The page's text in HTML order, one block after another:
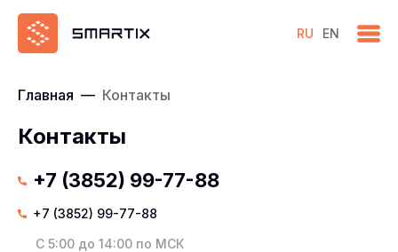
RU EN
Главная — Контакты
Контакты
+7 (3852) 99-77-88
+7 (3852) 99-77-88
C 5:00 до 14:00 по МСК